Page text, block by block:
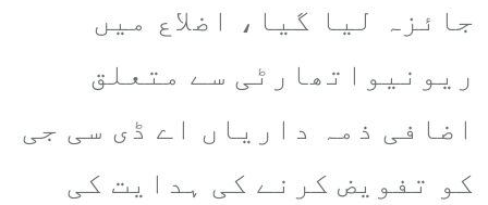
جائزہ لیا گیا، اضلاع میں
ریونیواتھارٹی سے متعلق
اضافی ذمہ داریاں اے ڈی سی جی
کو تفویض کرنے کی ہدایت کی